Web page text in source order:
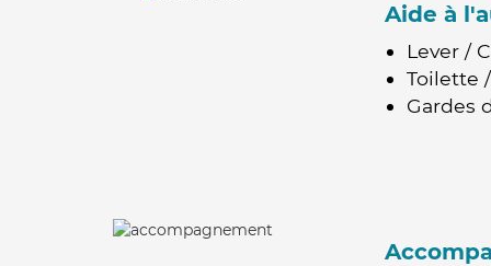
Aide à
Lever /
Toilette
Gardes